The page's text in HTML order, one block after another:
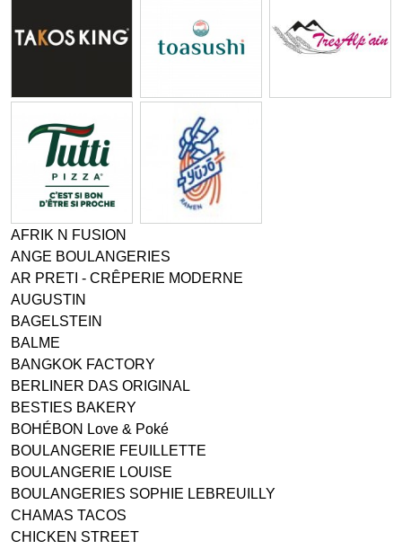
AFRIK N FUSION
ANGE BOULANGERIES
AR PRETI - CRÊPERIE MODERNE
AUGUSTIN
BAGELSTEIN
BALME
BANGKOK FACTORY
BERLINER DAS ORIGINAL
BESTIES BAKERY
BOHÉBON Love & Poké
BOULANGERIE FEUILLETTE
BOULANGERIE LOUISE
BOULANGERIES SOPHIE LEBREUILLY
CHAMAS TACOS
CHICKEN STREET